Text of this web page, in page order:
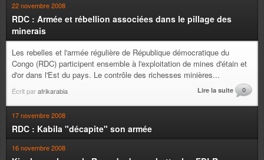
22 novembre 2008
RDC : Armée et rébellion associées dans le pillage des
minerais
Les rebelles et l'armée régulière de République démocratique du
Congo (RDC) participent ensemble à l'exploitation de mines d'étain et
d'or dans l'Est du pays. Le contrôle des richesses minières...
Écrit parafrikarabia Lire la suite 0
17 novembre 2008
RDC : Kabila "décapite" son armée
16 novembre 2008